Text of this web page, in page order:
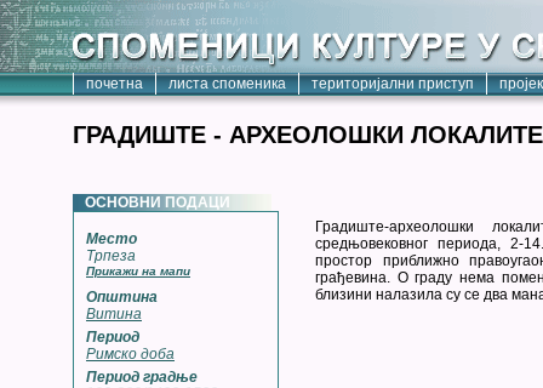
почетна листа споменика територијални приступ
ГРАДИШТЕ - АРХЕОЛОШКИ
ОСНОВНИ ПОДАЦИ
Место
Трпеза
Прикажи на мапи
Општина
Витина
Период
Римско доба
Период градње
Градиште-археолошки
средњовековног периода, 2-
простор приближно
грађевина. О граду нема
близини налазила су се два